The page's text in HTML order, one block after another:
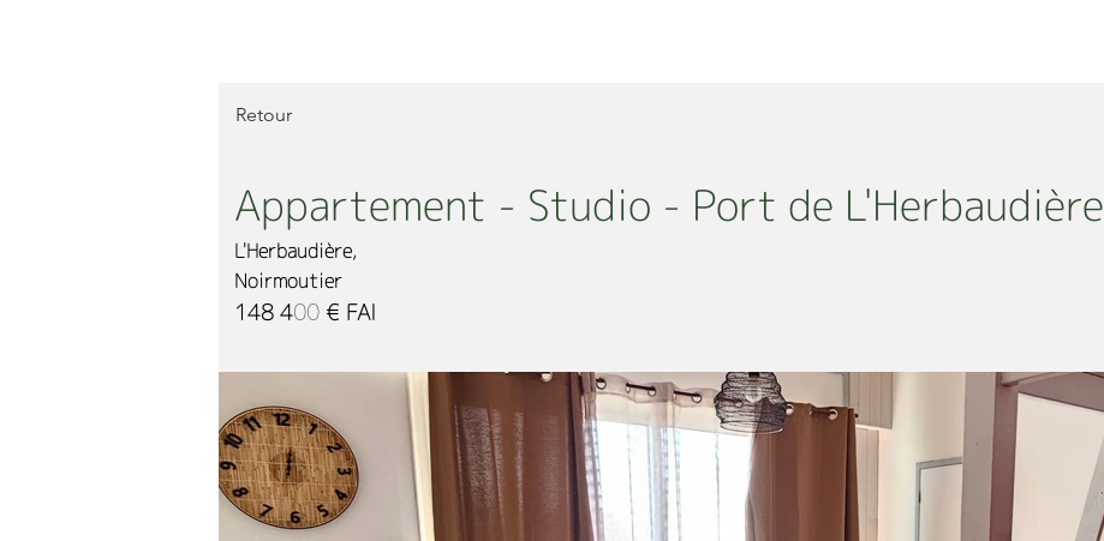
Retour
Appartement - Studio - Port de L'Herbaudière
L'Herbaudière,
Noirmoutier
148 400 € FAI